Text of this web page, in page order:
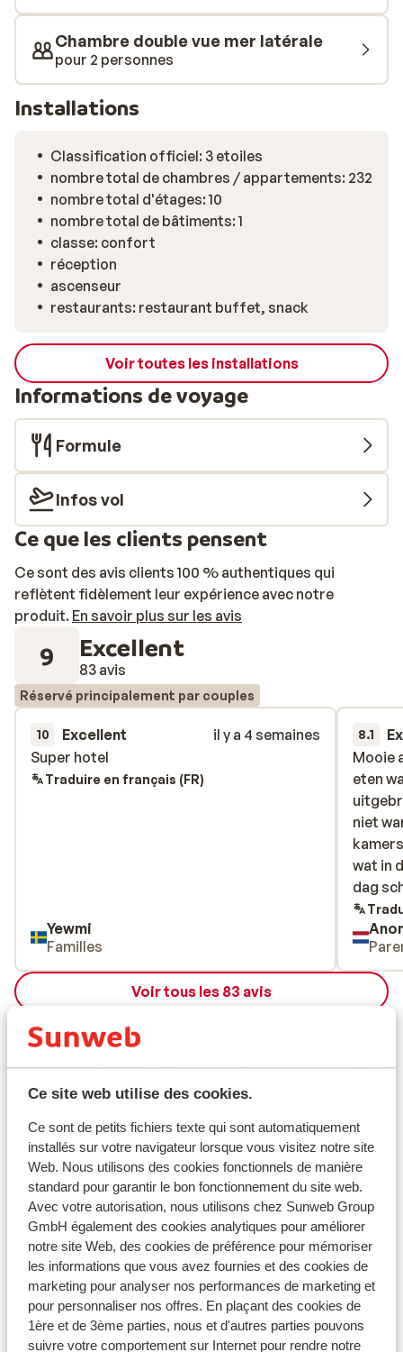
Ce site web utilise des cookies.
Ce sont de petits fichiers texte qui sont automatiquement
installés sur votre navigateur lorsque vous visitez notre site
Web. Nous utilisons des cookies fonctionnels de manière
standard pour garantir le bon fonctionnement du site web.
Avec votre autorisation, nous utilisons chez Sunweb Group
GmbH également des cookies analytiques pour améliorer
notre site Web, des cookies de préférence pour mémoriser
les informations que vous avez fournies et des cookies de
marketing pour analyser nos performances de marketing et
pour personnaliser nos offres. En plaçant des cookies de
1ère et de 3ème parties, nous et d'autres parties pouvons
suivre votre comportement sur Internet pour rendre notre
au restaurant inclus dans votre formule demi-pension,
vous pourrez profiter du spectacle proposé par
l’équipe d’animation, ou prendre un verre à l’élégant bar
de l’hôtel. Vous pourrez profiter de la superbe terrasse
de l'élégant bar sur le toit. Bon séjour!
Chambre double vue mer latérale
pour 2 personnes
Installations
Classification officiel: 3 etoiles
nombre total de chambres / appartements: 232
nombre total d'étages: 10
nombre total de bâtiments: 1
classe: confort
réception
ascenseur
restaurants: restaurant buffet, snack
Voir toutes les installations
Informations de voyage
Formule
Infos vol
Ce que les clients pensent
Ce sont des avis clients 100 % authentiques qui
reflètent fidèlement leur expérience avec notre
produit. En savoir plus sur les avis
9 Excellent
83 avis
Réservé principalement par couples
10 Excellent
il y a 4 semaines
Super hotel
Super hotel
Traduire en français (FR)
Yewmi
Familles
8.1
Mooie
eten
niet
wat in
dag
Mooie
eten
niet
wat in
dag
Voir tous les 83 avis
Emplacement
Afficher sur la carte
À proximité
Séparé de la plage par le boulevard
Distance de la plage environ 20 mètres (transats
(payant) , parasols (payant) )
Distance du centre-ville: environ 400 mètres
Distance de l'aéroport environ 87 kilomètres